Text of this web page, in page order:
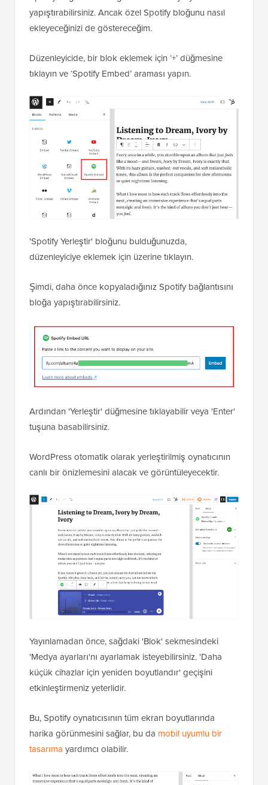
yapıştırabilirsiniz. Ancak özel Spotify bloğunu nasıl
ekleyeceğinizi de göstereceğim.
Düzenleyicide, bir blok eklemek için ‘+’ düğmesine
tıklayın ve ‘Spotify Embed’ araması yapın.
'Spotify Yerleştir' bloğunu bulduğunuzda,
düzenleyiciye eklemek için üzerine tıklayın.
Şimdi, daha önce kopyaladığınız Spotify bağlantısını
bloğa yapıştırabilirsiniz.
Ardından 'Yerleştir' düğmesine tıklayabilir veya 'Enter'
tuşuna basabilirsiniz.
WordPress otomatik olarak yerleştirilmiş oynatıcının
canlı bir önizlemesini alacak ve görüntüleyecektir.
Yayınlamadan önce, sağdaki 'Blok' sekmesindeki
'Medya ayarları'nı ayarlamak isteyebilirsiniz. 'Daha
küçük cihazlar için yeniden boyutlandır' geçişini
etkinleştirmeniz yeterlidir.
Bu, Spotify oynatıcısının tüm ekran boyutlarında
harika görünmesini sağlar, bu da mobil uyumlu bir
tasarıma yardımcı olabilir.